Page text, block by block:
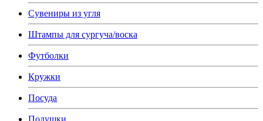
Сувениры из угля
Штампы для сургуча/воска
Футболки
Кружки
Посуда
Подушки